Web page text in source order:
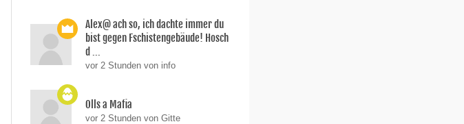
Alex@ ach so, ich dachte immer du
bist gegen Fschistengebäude! Hosch
d ...
vor 2 Stunden von info
Olls a Mafia
vor 2 Stunden von Gitte